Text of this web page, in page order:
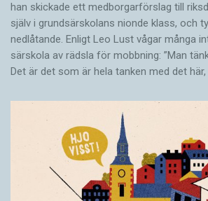
han skickade ett medborgarförslag till
själv i grundsärskolans nionde klass, och
nedlåtande. Enligt Leo Lust vågar många
särskola av rädsla för mobbning: ”Man
Det är det som är hela tanken med det